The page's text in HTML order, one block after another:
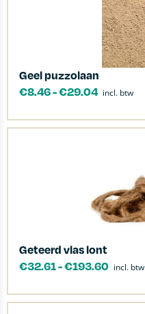
Geel puzzolaan
€8.46-€29.04 incl. btw
Geteerd vlas lont
€32.61-€193.60 incl. btw